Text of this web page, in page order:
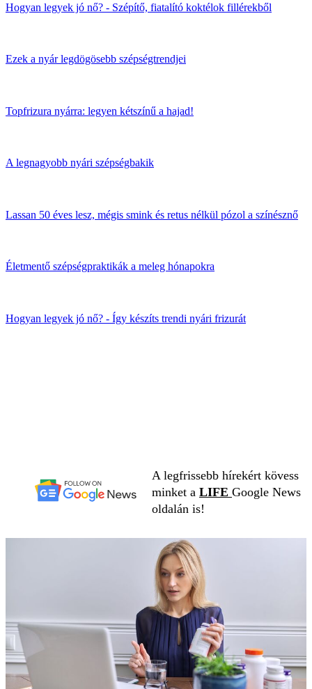
Hogyan legyek jó nő? - Szépítő, fiatalító koktélok fillérekből
Ezek a nyár legdögösebb szépségtrendjei
Topfrizura nyárra: legyen kétszínű a hajad!
A legnagyobb nyári szépségbakik
Lassan 50 éves lesz, mégis smink és retus nélkül pózol a színésznő
Életmentő szépségpraktikák a meleg hónapokra
Hogyan legyek jó nő? - Így készíts trendi nyári frizurát
A legfrissebb hírekért kövess
minket a LIFE Google News
oldalán is!